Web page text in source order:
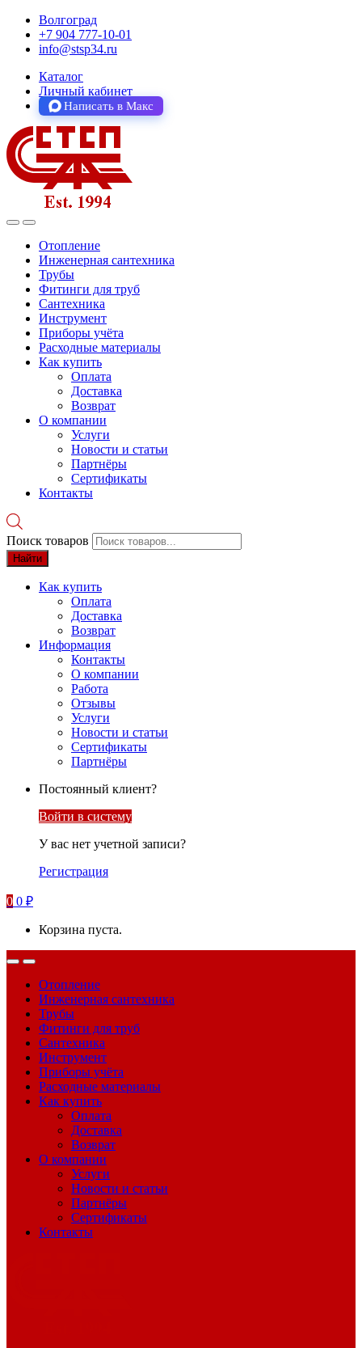
Волгоград
+7 904 777-10-01
info@stsp34.ru
Каталог
Личный кабинет
Написать в Макс
Отопление
Инженерная сантехника
Трубы
Фитинги для труб
Сантехника
Инструмент
Приборы учёта
Расходные материалы
Как купить
Оплата
Доставка
Возврат
О компании
Услуги
Новости и статьи
Партнёры
Сертификаты
Контакты
Поиск товаров
Найти
Как купить
Оплата
Доставка
Возврат
Информация
Контакты
О компании
Работа
Отзывы
Услуги
Новости и статьи
Сертификаты
Партнёры
Постоянный клиент?
Войти в систему
У вас нет учетной записи?
Регистрация
0 0 ₽
Корзина пуста.
Отопление
Инженерная сантехника
Трубы
Фитинги для труб
Сантехника
Инструмент
Приборы учёта
Расходные материалы
Как купить
Оплата
Доставка
Возврат
О компании
Услуги
Новости и статьи
Партнёры
Сертификаты
Контакты